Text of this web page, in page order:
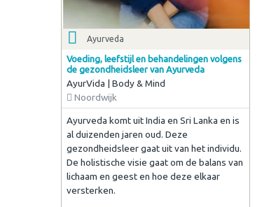
Ayurveda
Voeding, leefstijl en behandelingen volgens
de gezondheidsleer van Ayurveda
AyurVida | Body & Mind
Noordwijk
Ayurveda komt uit India en Sri Lanka en is
al duizenden jaren oud. Deze
gezondheidsleer gaat uit van het individu.
De holistische visie gaat om de balans van
lichaam en geest en hoe deze elkaar
versterken.